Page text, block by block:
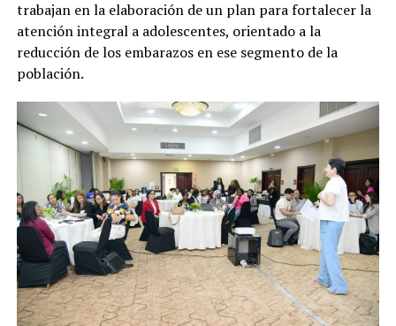
trabajan en la elaboración de un plan para fortalecer la
atención integral a adolescentes, orientado a la
reducción de los embarazos en ese segmento de la
población.